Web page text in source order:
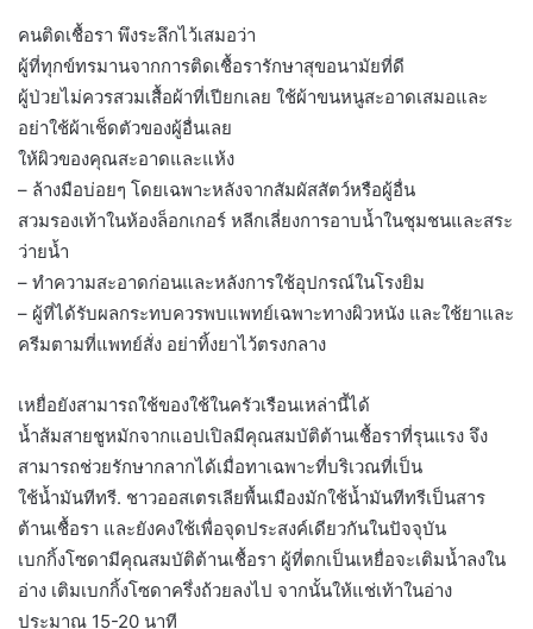
คนติดเชื้อรา พึงระลึกไว้เสมอว่า
ผู้ที่ทุกข์ทรมานจากการติดเชื้อรารักษาสุขอนามัยที่ดี
ผู้ป่วยไม่ควรสวมเสื้อผ้าที่เปียกเลย ใช้ผ้าขนหนูสะอาดเสมอและ
อย่าใช้ผ้าเช็ดตัวของผู้อื่นเลย
ให้ผิวของคุณสะอาดและแห้ง
– ล้างมือบ่อยๆ โดยเฉพาะหลังจากสัมผัสสัตว์หรือผู้อื่น
สวมรองเท้าในห้องล็อกเกอร์ หลีกเลี่ยงการอาบน้ำในชุมชนและสระ
ว่ายน้ำ
– ทำความสะอาดก่อนและหลังการใช้อุปกรณ์ในโรงยิม
– ผู้ที่ได้รับผลกระทบควรพบแพทย์เฉพาะทางผิวหนัง และใช้ยาและ
ครีมตามที่แพทย์สั่ง อย่าทิ้งยาไว้ตรงกลาง
เหยื่อยังสามารถใช้ของใช้ในครัวเรือนเหล่านี้ได้
น้ำส้มสายชูหมักจากแอปเปิลมีคุณสมบัติต้านเชื้อราที่รุนแรง จึง
สามารถช่วยรักษากลากได้เมื่อทาเฉพาะที่บริเวณที่เป็น
ใช้น้ำมันทีทรี. ชาวออสเตรเลียพื้นเมืองมักใช้น้ำมันทีทรีเป็นสาร
ต้านเชื้อรา และยังคงใช้เพื่อจุดประสงค์เดียวกันในปัจจุบัน
เบกกิ้งโซดามีคุณสมบัติต้านเชื้อรา ผู้ที่ตกเป็นเหยื่อจะเติมน้ำลงใน
อ่าง เติมเบกกิ้งโซดาครึ่งถ้วยลงไป จากนั้นให้แช่เท้าในอ่าง
ประมาณ 15-20 นาที